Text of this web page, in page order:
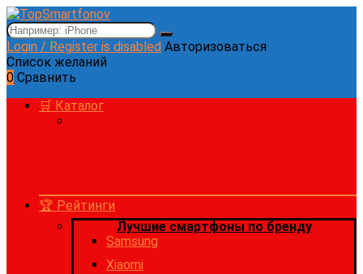
Login / Register is disabled Авторизоваться
Список желаний
0 Сравнить
🛒 Каталог
🏆 Рейтинги
Лучшие смартфоны по бренду
Samsung
Xiaomi